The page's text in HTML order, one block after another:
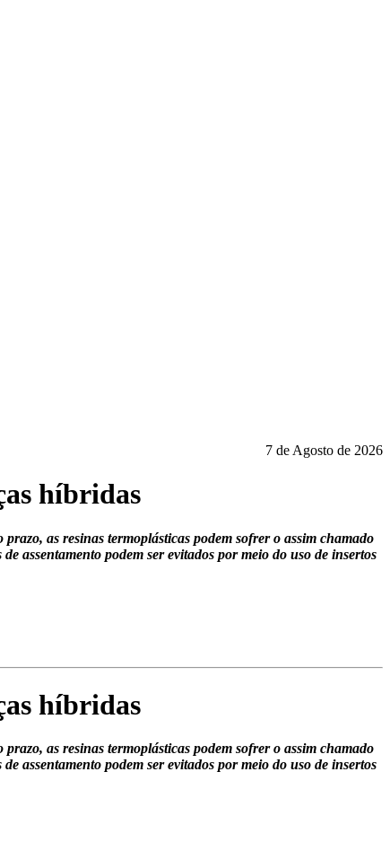
7 de Agosto de 2026
híbridas
as resinas termoplásticas podem sofrer o assim chamado
assentamento podem ser evitados por meio do uso de insertos
híbridas
as resinas termoplásticas podem sofrer o assim chamado
assentamento podem ser evitados por meio do uso de insertos